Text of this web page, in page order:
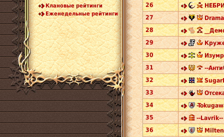
Клановые рейтинги
Еженедельные рейтинги
26
27
28
29
30
31
--
32
33
34
-
35
--
36